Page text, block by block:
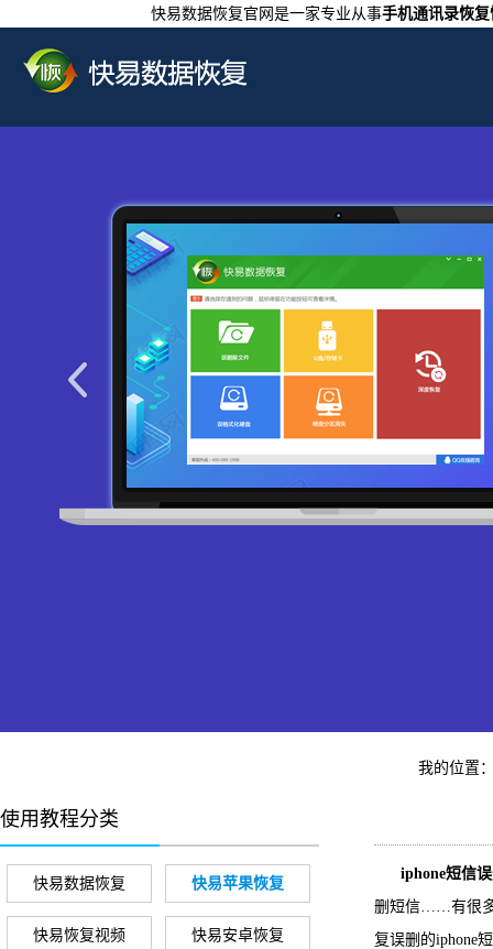
快易数据恢复官网是一家专业从事手机通讯录恢
我的位置
使用教程分类
快易数据恢复 快易苹果恢复
快易恢复视频 快易安卓恢复
iphone短信
删短信……有很多
复误删的iphone